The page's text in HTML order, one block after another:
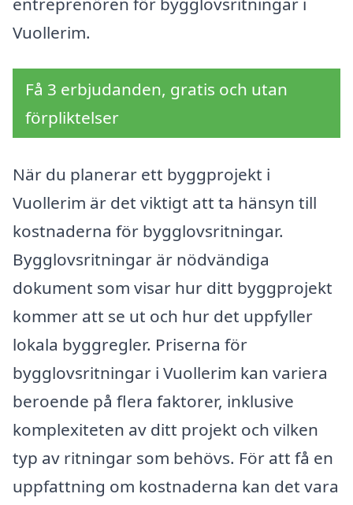
Vuollerim.
Få 3 erbjudanden, gratis och utan
förpliktelser
När du planerar ett byggprojekt i
Vuollerim är det viktigt att ta hänsyn till
kostnaderna för bygglovsritningar.
Bygglovsritningar är nödvändiga
dokument som visar hur ditt byggprojekt
kommer att se ut och hur det uppfyller
lokala byggregler. Priserna för
bygglovsritningar i Vuollerim kan variera
beroende på flera faktorer, inklusive
komplexiteten av ditt projekt och vilken
typ av ritningar som behövs. För att få en
uppfattning om kostnaderna kan det vara